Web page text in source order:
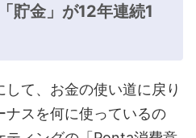
貯金」が12年連続1
て、お金の使い道に戻り
ナスを何に使っているの